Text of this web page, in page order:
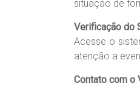
situação de
Verificação do
Acesse o
atenção a
Contato com o